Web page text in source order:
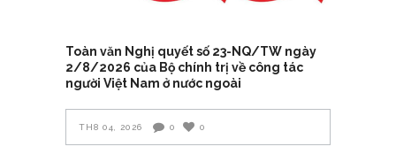
Toàn văn Nghị quyết số 23-NQ/TW ngày
2/8/2026 của Bộ chính trị về công tác
người Việt Nam ở nước ngoài
TH8 04, 2026 0 0